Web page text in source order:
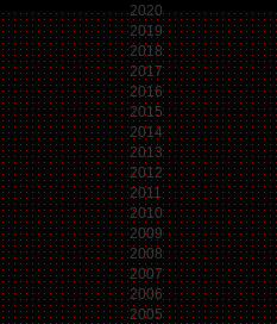
2020
2019
2018
2017
2016
2015
2014
2013
2012
2011
2010
2009
2008
2007
2006
2005